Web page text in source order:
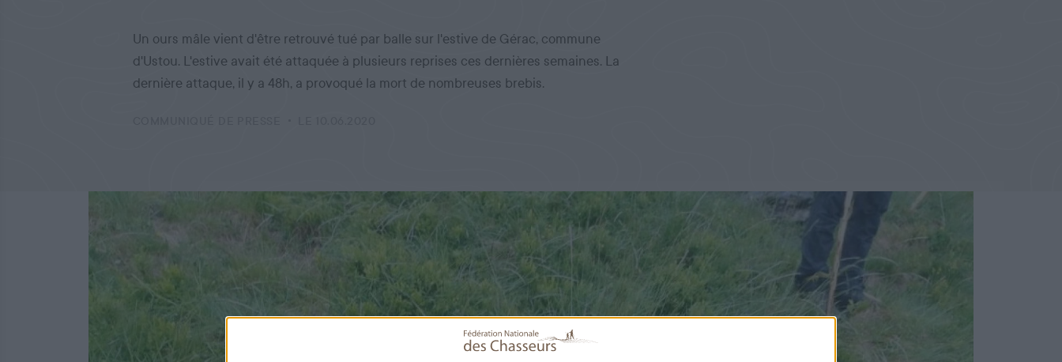
Un ours mâle vient d'être retrouvé tué par balle sur l'estive de Gérac, commune
d'Ustou. L'estive avait été attaquée à plusieurs reprises ces dernières semaines. La
dernière attaque, il y a 48h, a provoqué la mort de nombreuses brebis.